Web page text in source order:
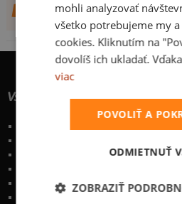
DALŠÍ NÁVRHY OD
Všetko o nákupe
Osobné údaje
:
mohli analyzovať
všetko potrebujeme my
cookies. Kliknutím na
dovolíš ich ukladať.
viac
POVOLIŤ A
ODMIETNUŤ
ZOBRAZIŤ